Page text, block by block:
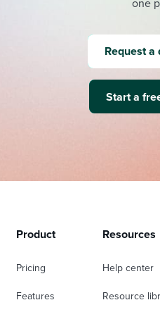
one
Request a
Start a
Product
Pricing
Features
Resources
Help center
Resource